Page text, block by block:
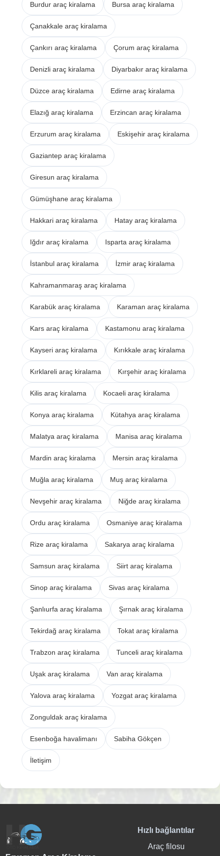
Burdur araç kiralama Bursa araç kiralama
Çanakkale araç kiralama
Çankırı araç kiralama Çorum araç kiralama
Denizli araç kiralama Diyarbakır araç kiralama
Düzce araç kiralama Edirne araç kiralama
Elazığ araç kiralama Erzincan araç kiralama
Erzurum araç kiralama Eskişehir araç kiralama
Gaziantep araç kiralama
Giresun araç kiralama
Gümüşhane araç kiralama
Hakkari araç kiralama Hatay araç kiralama
Iğdır araç kiralama Isparta araç kiralama
İstanbul araç kiralama İzmir araç kiralama
Kahramanmaraş araç kiralama
Karabük araç kiralama Karaman araç kiralama
Kars araç kiralama Kastamonu araç kiralama
Kayseri araç kiralama Kırıkkale araç kiralama
Kırklareli araç kiralama Kırşehir araç kiralama
Kilis araç kiralama Kocaeli araç kiralama
Konya araç kiralama Kütahya araç kiralama
Malatya araç kiralama Manisa araç kiralama
Mardin araç kiralama Mersin araç kiralama
Muğla araç kiralama Muş araç kiralama
Nevşehir araç kiralama Niğde araç kiralama
Ordu araç kiralama Osmaniye araç kiralama
Rize araç kiralama Sakarya araç kiralama
Samsun araç kiralama Siirt araç kiralama
Sinop araç kiralama Sivas araç kiralama
Şanlıurfa araç kiralama Şırnak araç kiralama
Tekirdağ araç kiralama Tokat araç kiralama
Trabzon araç kiralama Tunceli araç kiralama
Uşak araç kiralama Van araç kiralama
Yalova araç kiralama Yozgat araç kiralama
Zonguldak araç kiralama
Esenboğa havalimanı Sabiha Gökçen
İletişim
Hızlı bağlantılar
Araç filosu